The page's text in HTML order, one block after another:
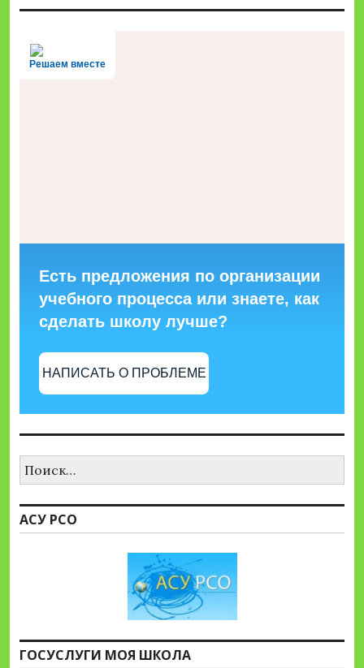
Решаем вместе
Есть предложения по организации
учебного процесса или знаете, как
сделать школу лучше?
НАПИСАТЬ О ПРОБЛЕМЕ
АСУ РСО
ГОСУСЛУГИ МОЯ ШКОЛА